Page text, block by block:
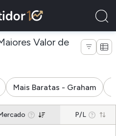
Valor de
Mais Baratas - Graham
P/L